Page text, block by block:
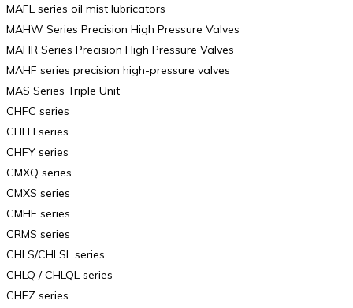
MAFL series oil mist lubricators
MAHW Series Precision High Pressure Valves
MAHR Series Precision High Pressure Valves
MAHF series precision high-pressure valves
MAS Series Triple Unit
CHFC series
CHLH series
CHFY series
CMXQ series
CMXS series
CMHF series
CRMS series
CHLS/CHLSL series
CHLQ / CHLQL series
CHFZ series